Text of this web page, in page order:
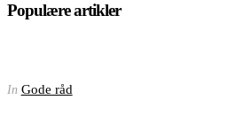
Populære artikler
In Gode råd